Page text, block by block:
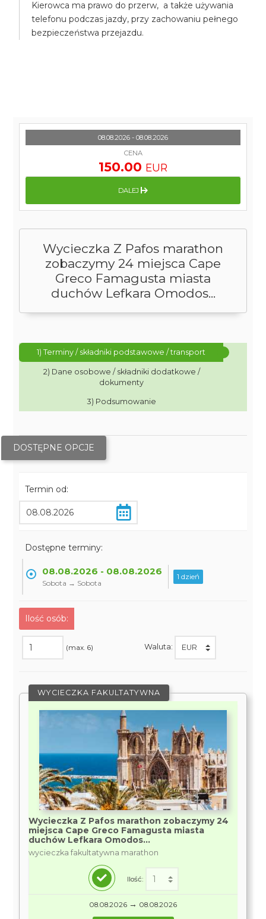
Kierowca ma prawo do przerw, a także używania
telefonu podczas jazdy, przy zachowaniu pełnego
bezpieczeństwa przejazdu.
Wycieczka Z Pafos marathon
zobaczymy 24 miejsca Cape
Greco Famagusta miasta
duchów Lefkara Omodos...
1) Terminy / składniki podstawowe / transport
2) Dane osobowe / składniki dodatkowe /
dokumenty
3) Podsumowanie
DOSTĘPNE OPCJE
Termin od:
Dostępne terminy:
08.08.2026 - 08.08.2026
Sobota → Sobota
1 dzień
Ilość osób:
(max. 6) Waluta:
WYCIECZKA FAKULTATYWNA
Wycieczka Z Pafos marathon zobaczymy 24
miejsca Cape Greco Famagusta miasta
duchów Lefkara Omodos...
wycieczka fakultatywna marathon
Ilość:
08.08.2026 → 08.08.2026
08.08.2026 - 08.08.2026
CENA
150.00 EUR
DALEJ